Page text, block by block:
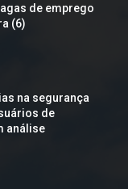
de emprego
(6)
na segurança
de
análise